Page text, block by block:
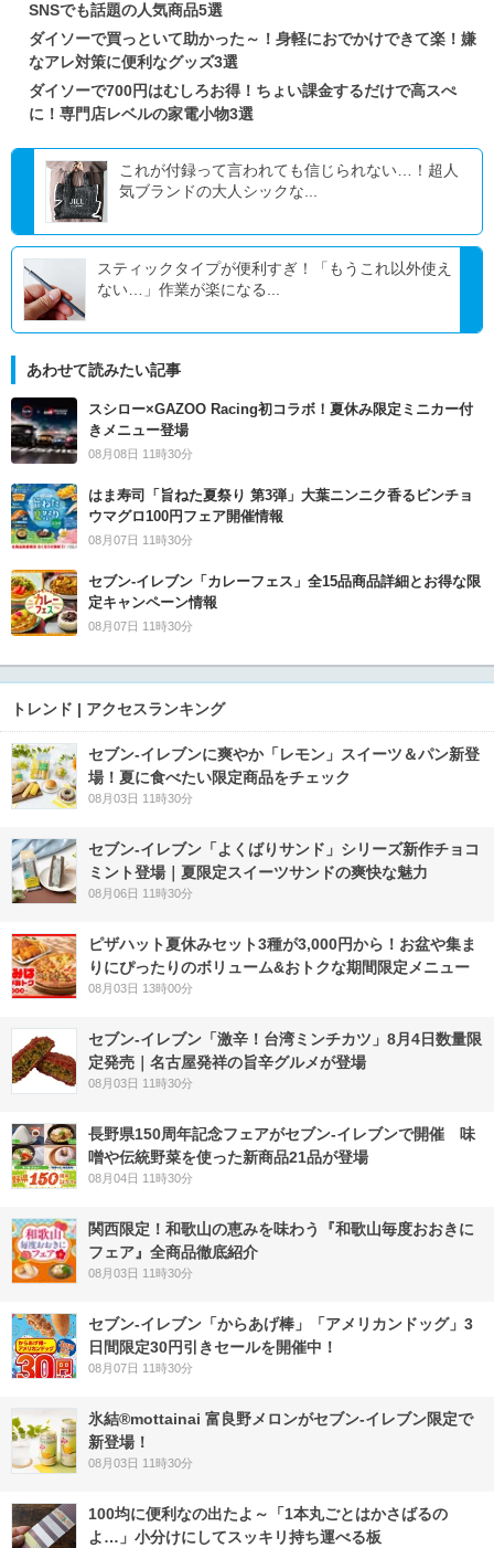
SNSでも話題の人気商品5選
ダイソーで買っといて助かった～！身軽におでかけできて楽！嫌
なアレ対策に便利なグッズ3選
ダイソーで700円はむしろお得！ちょい課金するだけで高スぺ
に！専門店レベルの家電小物3選
これが付録って言われても信じられない…！超人
気ブランドの大人シックな...
スティックタイプが便利すぎ！「もうこれ以外使え
ない…」作業が楽になる...
あわせて読みたい記事
スシロー×GAZOO Racing初コラボ！夏休み限定ミニカー付
きメニュー登場
08月08日 11時30分
はま寿司「旨ねた夏祭り 第3弾」大葉ニンニク香るビンチョ
ウマグロ100円フェア開催情報
08月07日 11時30分
セブン‐イレブン「カレーフェス」全15品商品詳細とお得な限
定キャンペーン情報
08月07日 11時30分
トレンド | アクセスランキング
セブン‐イレブンに爽やか「レモン」スイーツ＆パン新登
場！夏に食べたい限定商品をチェック
08月03日 11時30分
セブン‐イレブン「よくばりサンド」シリーズ新作チョコ
ミント登場｜夏限定スイーツサンドの爽快な魅力
08月06日 11時30分
ピザハット夏休みセット3種が3,000円から！お盆や集ま
りにぴったりのボリューム&おトクな期間限定メニュー
08月03日 13時00分
セブン-イレブン「激辛！台湾ミンチカツ」8月4日数量限
定発売｜名古屋発祥の旨辛グルメが登場
08月03日 11時30分
長野県150周年記念フェアがセブン-イレブンで開催 味
噌や伝統野菜を使った新商品21品が登場
08月04日 11時30分
関西限定！和歌山の恵みを味わう『和歌山毎度おおきに
フェア』全商品徹底紹介
08月03日 11時30分
セブン‐イレブン「からあげ棒」「アメリカンドッグ」3
日間限定30円引きセールを開催中！
08月07日 11時30分
氷結®mottainai 富良野メロンがセブン‐イレブン限定で
新登場！
08月03日 11時30分
100均に便利なの出たよ～「1本丸ごとはかさばるの
よ…」小分けにしてスッキリ持ち運べる板